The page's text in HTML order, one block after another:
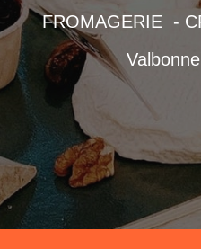
FROMAGERIE -
Valbonne